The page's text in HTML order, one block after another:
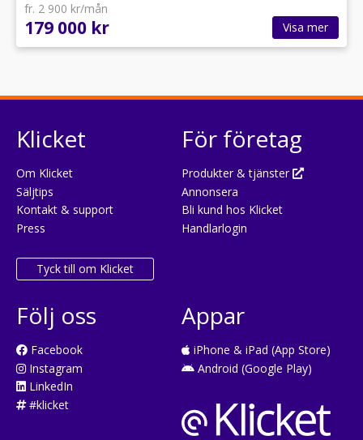
fr. 2 900 kr/mån
179 000 kr Visa mer
Klicket
Om Klicket
Säljtips
Kontakt & support
Press
Tyck till om Klicket
För företag
Produkter & tjänster
Annonsera
Bli kund hos Klicket
Handlarlogin
Följ oss
Facebook
Instagram
LinkedIn
#klicket
Appar
iPhone & iPad (App Store)
Android (Google Play)